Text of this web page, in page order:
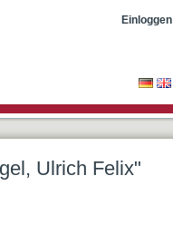
Einloggen
Ulrich Felix"